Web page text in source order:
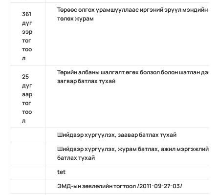
361
дүг
ээр
тог
тоо
л
Төрөөс олгох урамшууллаас иргэний эрүүл мэндийн
төлөх журам
25
дуг
аар
тог
тоо
л
Төрийн албаны шалгалт өгөх болзол болон шатлан
загвар батлах тухай
Шийдвэр хүргүүлэх, заавар батлах тухай
Шийдвэр хүргүүлэх, журам батлах, ажил мэргэжлийн
батлах тухай
tet
ЭМД-ын зөвлөлийн тогтоол /2011-09-27-03/